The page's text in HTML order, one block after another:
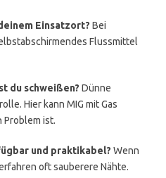
Einsatzort? Bei
Flussmittel
du schweißen? Dünne
Hier kann MIG mit Gas
Problem ist.
und praktikabel? Wenn
oft sauberere Nähte.